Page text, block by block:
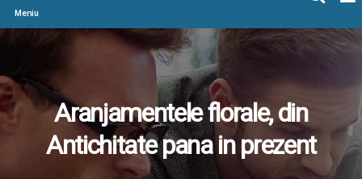
Meniu
Aranjamentele florale, din
Antichitate pana in prezent